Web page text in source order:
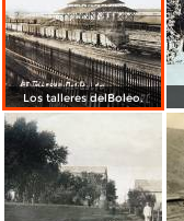
Los talleres delBoleo.